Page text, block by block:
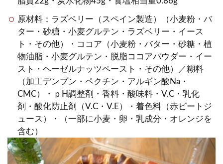
原材料：ラズベリー（スペイン製造）（小麦粉・バ
ター・砂糖・小麦グルテン・ラズベリー・イース
ト・その他）・ココア（小麦粉・バター・砂糖・植
物油脂・小麦グルテン・脱脂ココアパウダー・イー
スト・ヘーゼルナッツペースト・その他）／糊料
（加工デンプン・ペクチン・アルギン酸Na・
CMC）・ｐH調整剤・香料・酸味料・V.C・乳化
剤・酸化防止剤（V.C・V.E）・着色料（赤ビートジ
ュース）・（一部に小麦・卵・乳成分・オレンジを
含む）